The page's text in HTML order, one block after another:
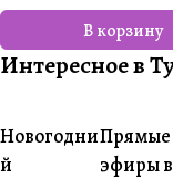
В корзину
Интересное в
#Совместники
Новогодни
й
Прямые
эфиры в